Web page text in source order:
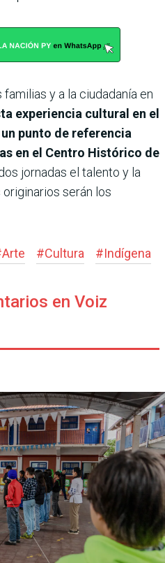
y a la ciudadanía en
experiencia cultural en el
punto de referencia
en el Centro Histórico de
jornadas el talento y la
serán los
Arte #Cultura #Indígena
en Voiz